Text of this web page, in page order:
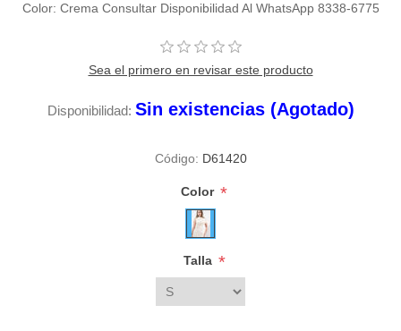
Color: Crema Consultar Disponibilidad Al WhatsApp 8338-6775
Sea el primero en revisar este producto
Disponibilidad: Sin existencias (Agotado)
Código: D61420
Color *
Talla *